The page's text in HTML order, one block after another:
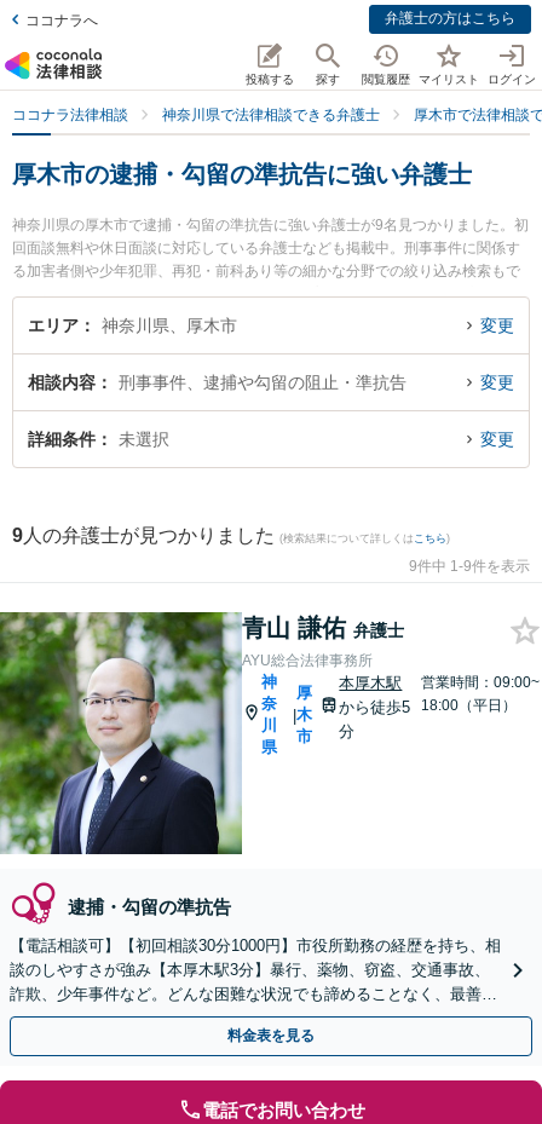
ココナラへ 弁護士の方はこちら
投稿する 探す 閲覧履歴 マイリスト ログイン
ココナラ法律相談 神奈川県で法律相談できる弁護士 厚木市で法律相談
厚木市の逮捕・勾留の準抗告に強い弁護士
神奈川県の厚木市で逮捕・勾留の準抗告に強い弁護士が9名見つかりました。初
回面談無料や休日面談に対応している弁護士なども掲載中。刑事事件に関係す
る加害者側や少年犯罪、再犯・前科あり等の細かな分野での絞り込み検索もで
き便利です。特にAYU総合法律事務所の青山 謙佑弁護士や弁護士法人心 厚木法
律事務所の横江 利保弁護士、AYU総合法律事務所の白鳥 佑記弁護士のプロフィ
『逮捕・勾留の準抗告のトラブル解決の実績豊富な近くの弁護士を検索した
い』『初回相談無料で逮捕・勾留の準抗告を法律相談できる厚木市内の弁護士
に相談予約したい』などでお困りの相談者さんにおすすめです。
エリア 神奈川県、厚木市 変更
相談内容 刑事事件、逮捕や勾留の阻止・準抗告 変更
詳細条件 未選択 変更
9 人の弁護士が見つかりました (検索結果について詳しくは こちら)
9件中 1-9件を表示
青山 謙佑 弁護士
AYU総合法律事務所
神
奈
川
県
|
厚
木
市
本厚木駅
から徒歩5
分
営業時間：09:00~
18:00（平日）
逮捕・勾留の準抗告
【電話相談可】【初回相談30分1000円】市役所勤務の経歴を持ち、相
談のしやすさが強み【本厚木駅3分】暴行、薬物、窃盗、交通事故、
詐欺、少年事件など。どんな困難な状況でも諦めることなく、最善の
解決を目指してまいります
料金表を見る
電話でお問い合わせ